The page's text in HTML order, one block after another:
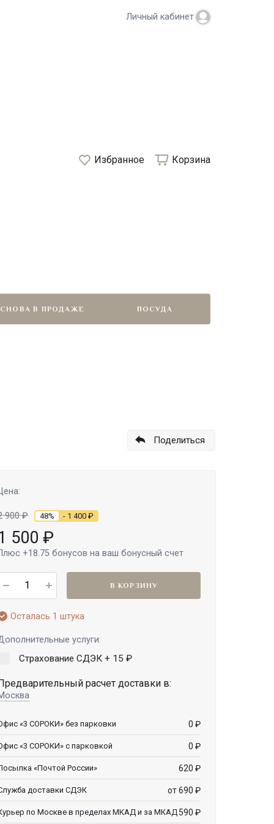
Личный кабинет
Избранное Корзина
СНОВА В ПРОДАЖЕ ПОСУДА
Поделиться
900₽ 48% - 1 400 ₽
500 ₽
+18.75 бонусов на ваш бонусный счет
В КОРЗИНУ
Осталась 1 штука
услуги:
Страхование СДЭК + 15 ₽
расчет доставки в:
«3 СОРОКИ» без парковки 0 ₽
«3 СОРОКИ» с парковкой 0 ₽
«Почтой России» 620 ₽
доставки СДЭК от 690 ₽
по Москве в пределах МКАД и за МКАД 590 ₽